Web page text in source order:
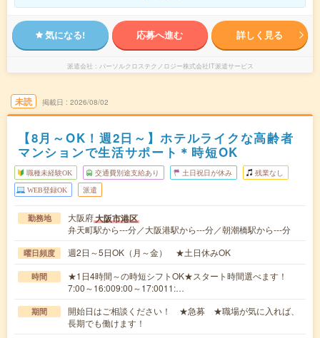
気になる! 応募へ進む 詳しく見る
派遣会社 パーソルクロステクノロジー株式会社IT派遣サービス
未読 掲載日 2026/08/02
【8月～OK！週2日～】ホテルライクな高齢者
マンションで生活サポート＊時短OK
職種未経験OK 交通費別途支給あり 土日祝日が休み 残業なし
WEB登録OK 派遣
勤務地 大阪府大阪市港区
弁天町駅から---分／大阪港駅から---分／朝潮橋駅から---分
曜日頻度 週2日～5日OK（月～金） ★土日休みOK
時間
★1日4時間～の時短シフトOK★スタート時間選べます！
7:00～16:009:00～17:0011:…
期間
開始日はご相談ください！ ★急募 ★職場が気に入れば、
長期でも働けます！